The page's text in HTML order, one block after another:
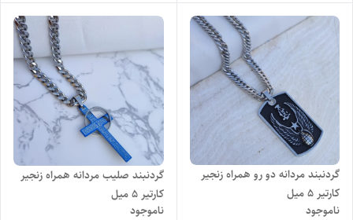
گردنبند مردانه دو رو همراه زنجیر
کارتیر ۵ میل
ناموجود
گردنبند صلیب مردانه همراه زنجیر
کارتیر 5 میل
ناموجود